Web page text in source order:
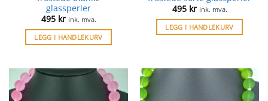
glassperler
495 kr ink. mva.
LEGG I HANDLEKURV
495 kr ink. mva.
LEGG I HANDLEKURV